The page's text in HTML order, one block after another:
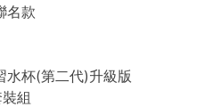
名款
水杯(第二代)升級版
組